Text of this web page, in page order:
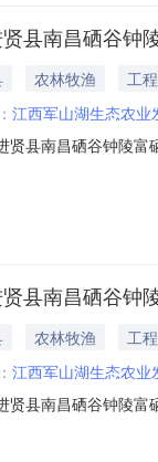
县南昌硒谷
农林牧渔
工程
江西军山湖生态农业
贤县南昌硒谷钟陵
系人及联系方式：
县南昌硒谷
农林牧渔
工程
江西军山湖生态农业
贤县南昌硒谷钟陵
系人刘先生项目联